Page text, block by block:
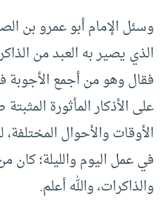
وسئل الإمام أبو عمرو بن
الذي يصير به العبد من
فقال وهو من أجمع الأجوبة
على الأذكار المأثورة
الأوقات والأحوال المختلفة،
في عمل اليوم والليلة؛ كان
والذاكرات، والله أعلم.